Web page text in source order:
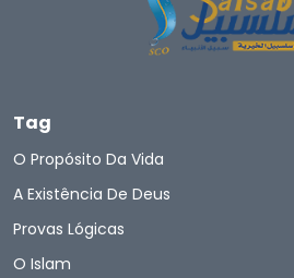
Tag
O Propósito Da Vida
A Existência De Deus
Provas Lógicas
O Islam